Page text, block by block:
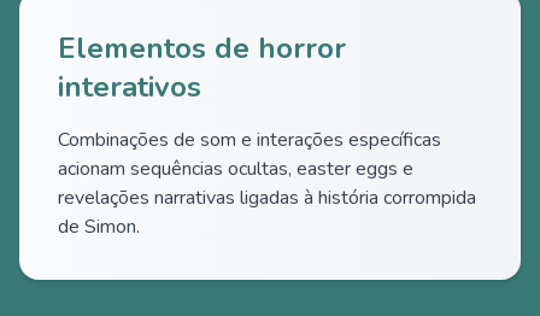
Elementos de horror
interativos
Combinações de som e interações específicas
acionam sequências ocultas, easter eggs e
revelações narrativas ligadas à história corrompida
de Simon.